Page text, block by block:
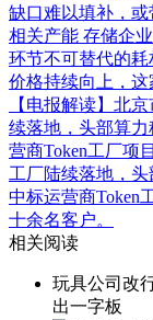
缺口难以填补，
相关产能 存储企
环节不可替代的
价格持续向上，这
【电报解读】北
续落地，头部算
营商Token工厂项目
工厂陆续落地，
中标运营商Token
十余名客户。
相关阅读
玩具公司改
出一字板